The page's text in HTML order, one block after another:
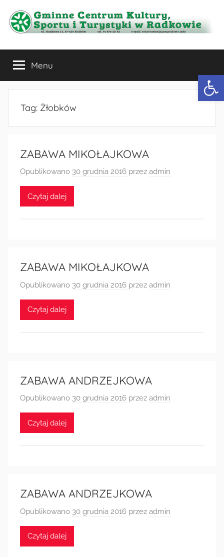
treści
Gminne
Centrum
Kultury,
Sportu
Turystyki
Menu
Tag: Żłobków
ZABAWA MIKOŁAJKOWA
Opublikowano 30 grudnia 2016 przez admin
Czytaj dalej
ZABAWA MIKOŁAJKOWA
Opublikowano 30 grudnia 2016 przez admin
Czytaj dalej
ZABAWA ANDRZEJKOWA
Opublikowano 30 grudnia 2016 przez admin
Czytaj dalej
ZABAWA ANDRZEJKOWA
Opublikowano 30 grudnia 2016 przez admin
Czytaj dalej